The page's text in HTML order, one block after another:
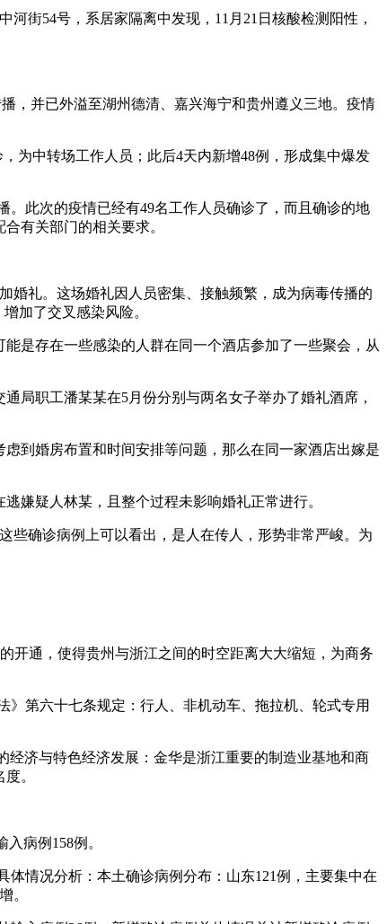
街54号，系居家隔离中发现，11月21日核酸检测阳性，
，并已外溢至湖州德清、嘉兴海宁和贵州遵义三地。疫情
为中转场工作人员；此后4天内新增48例，形成集中爆发
。此次的疫情已经有49名工作人员确诊了，而且确诊的地
有关部门的相关要求。
婚礼。这场婚礼因人员密集、接触频繁，成为病毒传播的
加了交叉感染风险。
是存在一些感染的人群在同一个酒店参加了一些聚会，从
局职工潘某某在5月份分别与两名女子举办了婚礼酒席，
到婚房布置和时间安排等问题，那么在同一家酒店出嫁是
嫌疑人林某，且整个过程未影响婚礼正常进行。
些确诊病例上可以看出，是人在传人，形势非常严峻。为
开通，使得贵州与浙江之间的时空距离大大缩短，为商务
》第六十七条规定：行人、非机动车、拖拉机、轮式专用
经济与特色经济发展：金华是浙江重要的制造业基地和商
。
病例158例。
情况分析：本土确诊病例分布：山东121例，主要集中在
。